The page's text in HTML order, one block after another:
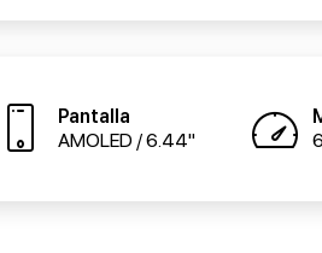
Pantalla
AMOLED / 6.44"